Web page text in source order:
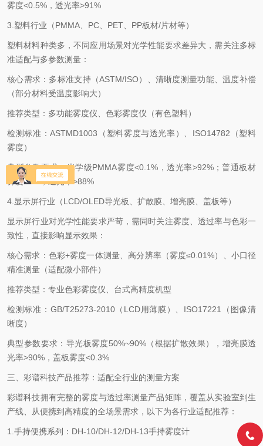
雾度<0.5% ，透光率>91%
3. 塑料行业（PMMA PC PET PP板材/片材等）
塑料材料种类多，不同应用场景对光学性能要求差异大，需关注多标
准适配与多参数测量：
核心需求：多标准支持（ASTM/ISO）、清晰度测量功能、温度补偿
（部分材料受温度影响大）
推荐类型：多功能雾度仪、色彩雾度仪（有色塑料）
检测标准：ASTMD1003 （塑料雾度与透光率）、 ISO14782 （塑料
雾度）
典型参数要求：光学级PMMA雾度<0.1% ，透光率>92%；普通板材
雾度<2%，透光率 >88%
4. 显示屏行业（LCD/OLED导光板、扩散膜、增亮膜、盖板等）
显示屏行业对光学性能要求严苛，需同时关注雾度、透过率与色彩一
致性，直接影响显示效果：
核心需求：色彩+雾度一体测量、高分辨率（雾度≤0.01%）、小口径
精准测量（适配微小部件）
推荐类型：专业色彩雾度仪、台式高精度机型
检测标准： GB/T25273-2010（ LCD用薄膜）、 ISO17221
（图像清
晰度）
典型参数要求：导光板雾度50%~90%（根据扩散效果），增亮膜透
光率>90% ，盖板雾度<0.3%
三、彩谱科技产品推荐：适配全行业的测量方案
彩谱科技拥有完整的雾度与透过率测量产品矩阵，覆盖从实验室到生
产线、从便携到高精度的全场景需求，以下为各行业适配推荐：
1. 手持便携系列： DH-10/DH-12/DH-13手持雾度计